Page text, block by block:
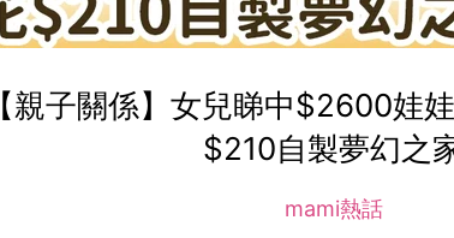
【親子關係】女兒睇中$2600娃
$210自製夢幻之
mami熱話